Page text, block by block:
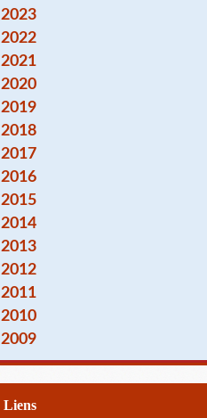
2023
2022
2021
2020
2019
2018
2017
2016
2015
2014
2013
2012
2011
2010
2009
Liens